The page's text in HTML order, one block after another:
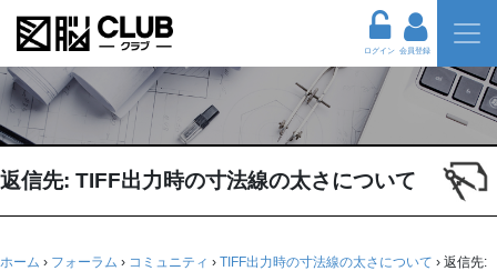
ログイン 会員登録
返信先: TIFF出力時の寸法線の太さについて
ホーム › フォーラム › コミュニティ › TIFF出力時の寸法線の太さについて › 返信先: